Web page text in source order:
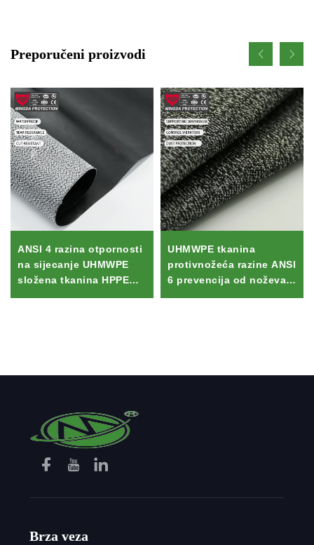
Preporučeni proizvodi
ANSI 4 razina otpornosti
na sijecanje UHMWPE
složena tkanina HPPE
prepletena zaštitna
UHMWPE tkanina
protivnožeća razine ANSI
6 prevencija od noževa
staklano vlakno
Brza veza